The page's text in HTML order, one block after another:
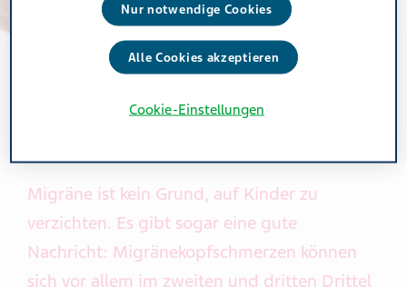
MIGRÄNE IN DER FAMILIE
Migräne ist kein Grund, auf Kinder zu
verzichten. Es gibt sogar eine gute
Nachricht: Migränekopfschmerzen können
sich vor allem im zweiten und dritten Drittel
Nur notwendige Cookies
Alle Cookies akzeptieren
Cookie-Einstellungen